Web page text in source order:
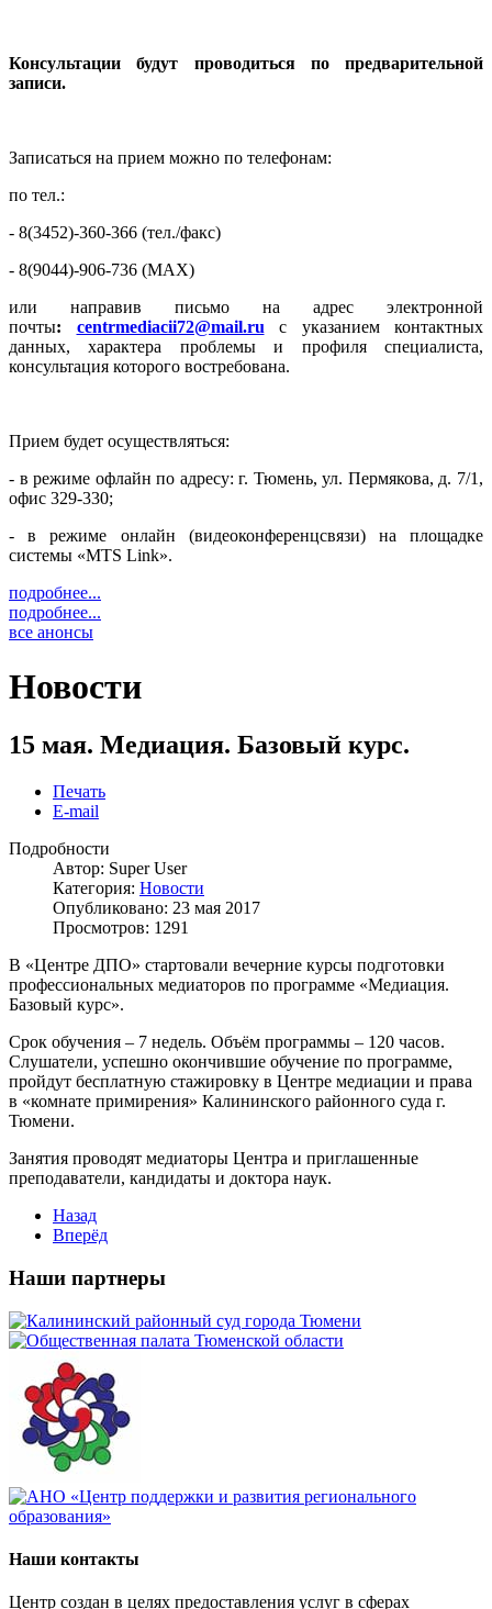
Консультации будут проводиться по предварительной
записи.
Записаться на прием можно по телефонам:
по тел.:
- 8(3452)-360-366 (тел./факс)
- 8(9044)-906-736 (MAX)
или направив письмо на адрес электронной
почты: centrmediacii72@mail.ru с указанием контактных
данных, характера проблемы и профиля специалиста,
консультация которого востребована.
Прием будет осуществляться:
- в режиме офлайн по адресу: г. Тюмень, ул. Пермякова, д. 7/1,
офис 329-330;
- в режиме онлайн (видеоконференцсвязи) на площадке
системы «MTS Link».
подробнее...
подробнее...
все анонсы
Новости
15 мая. Медиация. Базовый курс.
Печать
E-mail
Подробности
Автор: Super User
Категория: Новости
Опубликовано: 23 мая 2017
Просмотров: 1291
В «Центре ДПО» стартовали вечерние курсы подготовки
профессиональных медиаторов по программе «Медиация.
Базовый курс».
Срок обучения – 7 недель. Объём программы – 120 часов.
Слушатели, успешно окончившие обучение по программе,
пройдут бесплатную стажировку в Центре медиации и права
в «комнате примирения» Калининского районного суда г.
Тюмени.
Занятия проводят медиаторы Центра и приглашенные
преподаватели, кандидаты и доктора наук.
Назад
Вперёд
Наши партнеры
Наши контакты
Центр создан в целях предоставления услуг в сферах